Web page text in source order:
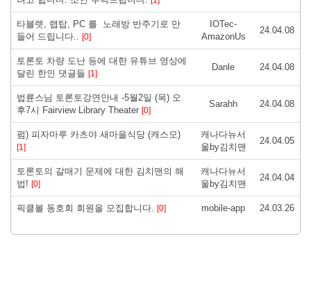
타블렛, 랩탑, PC 를 노래방 반주기로 만
들어 드립니다.. [0]
IOTec-
AmazonUs
24.04.08
토론토 차량 도난 등에 대한 유튜브 영상에
달린 한인 댓글들 [1]
Danle 24.04.08
법륜스님 토론토강연안내 -5월2일 (목) 오
후7시 Fairview Library Theater [0]
Sarahh 24.04.08
펌) 피자마루 카츠야 새마을식당 (캐스모)
[1]
캐나다뉴서
울by김치맨
24.04.05
토론토의 갈매기 문제에 대한 김치맨의 해
법! [0]
캐나다뉴서
울by김치맨
24.04.04
픽클볼 동호회 회원을 모집합니다. [0] mobile-app 24.03.26